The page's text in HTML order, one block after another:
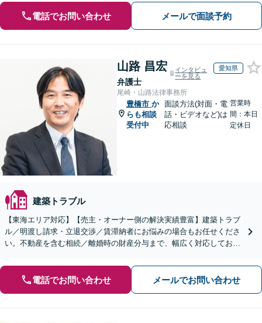
電話でお問い合わせ メールで面談予約
山路 昌宏
弁護士
インタビュ
ーを見る
愛知県
尾崎・山路法律事務所
豊橋市 か
らも相談
受付中
面談方法(対面・電
話・ビデオなど)は
応相談
営業時
間：本日
定休日
建築トラブル
【東海エリア対応】【売主・オーナー側の解決実績豊富】建築トラブ
ル／明渡し請求・立退交渉／賃滞納者にお悩みの場合もお任せくださ
い。不動産を含む相続／離婚時の財産分与まで、幅広く対応しており
電話でお問い合わせ メールでお問い合わせ